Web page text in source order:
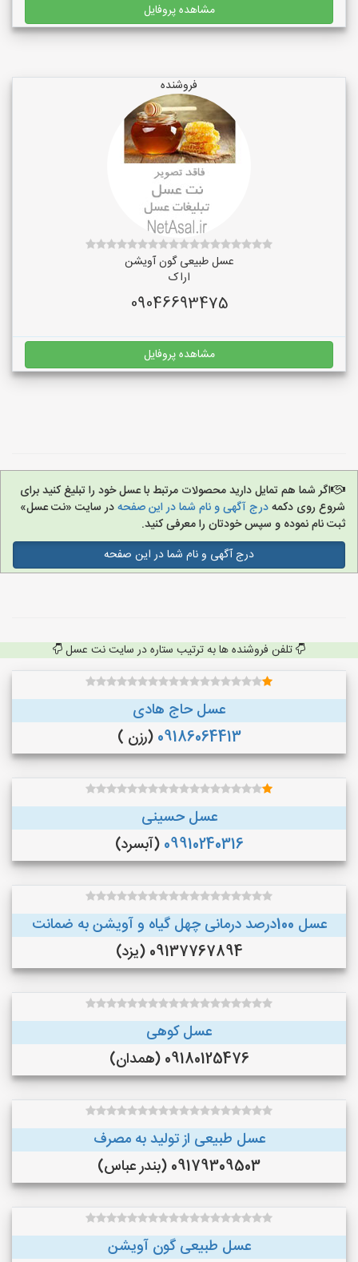
مشاهده پروفایل
فروشنده
عسل طبیعی گون آویشن
اراک
09046693475
مشاهده پروفایل
اگر شما هم تمایل دارید محصولات مرتبط با عسل خود را تبلیغ کنید برای
شروع روی دکمهدرج آگهی و نام شما در این صفحهدر سایت «نت عسل»
ثبت نام نموده و سپس خودتان را معرفی کنید.
درج آگهی و نام شما در این صفحه
تلفن فروشنده ها به ترتیب ستاره در سایت نت عسل
عسل حاج هادی
09186064413 (رزن )
عسل حسینی
09910240316 (آبسرد)
عسل 100درصد درمانی چهل گیاه و آویشن به ضمانت
09137767894 (یزد)
عسل کوهی
09180125476 (همدان)
عسل طبیعی از تولید به مصرف
09179309503 (بندر عباس)
عسل طبیعی گون آویشن